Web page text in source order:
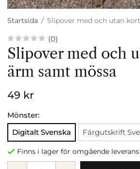
Startsida / Slipover med och utan
(0)
Slipover med och
ärm samt mössa
49 kr
Mönster:
Digitalt Svenska
Färgutskrift
Finns i lager för omgående leverans